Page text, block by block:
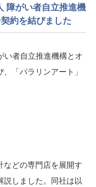
障がい者自立推進機
約を結びました
者自立推進機構とオ
「パラリンアート」
どの専門店を展開す
説しました。同社は以